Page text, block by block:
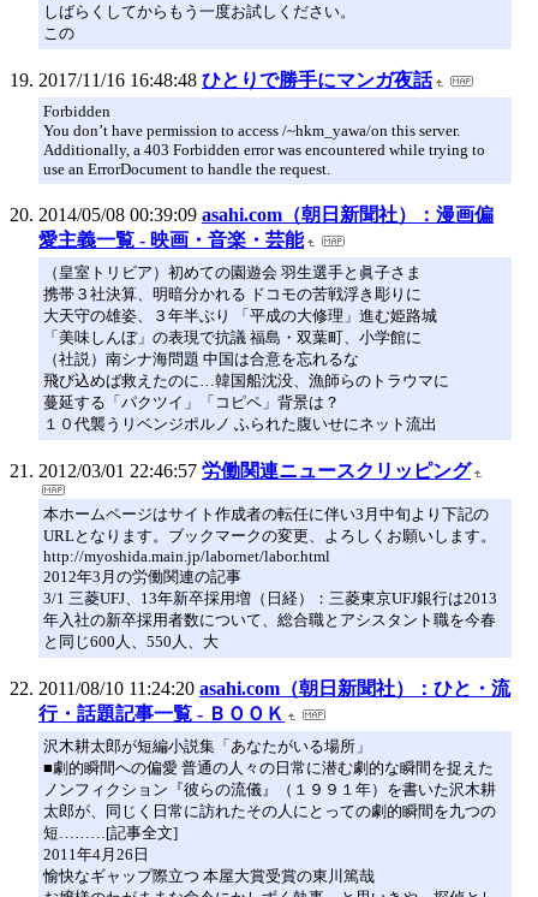
しばらくしてからもう一度お試しください。
この
2017/11/16 16:48:48 ひとりで勝手にマンガ夜話
Forbidden
You don’t have permission to access /~hkm_yawa/on this server.
Additionally, a 403 Forbidden error was encountered while trying to
use an ErrorDocument to handle the request.
2014/05/08 00:39:09 asahi.com（朝日新聞社）：漫画偏
愛主義一覧 - 映画・音楽・芸能
（皇室トリビア）初めての園遊会 羽生選手と眞子さま
携帯３社決算、明暗分かれる ドコモの苦戦浮き彫りに
大天守の雄姿、３年半ぶり 「平成の大修理」進む姫路城
「美味しんぼ」の表現で抗議 福島・双葉町、小学館に
（社説）南シナ海問題 中国は合意を忘れるな
飛び込めば救えたのに…韓国船沈没、漁師らのトラウマに
蔓延する「パクツイ」「コピペ」背景は？
１０代襲うリベンジポルノ ふられた腹いせにネット流出
2012/03/01 22:46:57 労働関連ニュースクリッピング
本ホームページはサイト作成者の転任に伴い3月中旬より下記の
URLとなります。ブックマークの変更、よろしくお願いします。
http://myoshida.main.jp/labornet/labor.html
2012年3月の労働関連の記事
3/1 三菱UFJ、13年新卒採用増（日経）：三菱東京UFJ銀行は2013
年入社の新卒採用者数について、総合職とアシスタント職を今春
と同じ600人、550人、大
2011/08/10 11:24:20 asahi.com（朝日新聞社）：ひと・流
行・話題記事一覧 - ＢＯＯＫ
沢木耕太郎が短編小説集「あなたがいる場所」
■劇的瞬間への偏愛 普通の人々の日常に潜む劇的な瞬間を捉えた
ノンフィクション『彼らの流儀』（１９９１年）を書いた沢木耕
太郎が、同じく日常に訪れたその人にとっての劇的瞬間を九つの
短………[記事全文]
2011年4月26日
愉快なギャップ際立つ 本屋大賞受賞の東川篤哉